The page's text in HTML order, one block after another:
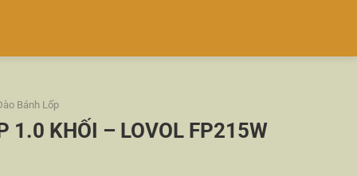
Bánh Lốp
1.0 KHỐI – LOVOL FP215W